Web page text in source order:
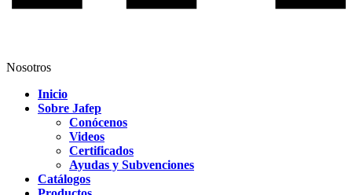
Nosotros
Inicio
Sobre Jafep
Conócenos
Videos
Certificados
Ayudas y Subvenciones
Catálogos